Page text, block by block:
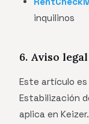
inquilinos
6. Aviso
Este artículo es
Estabilización
aplica en